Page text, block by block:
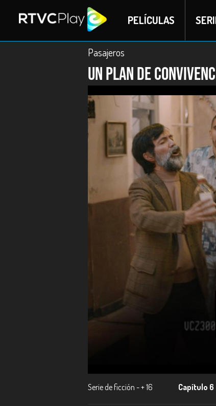
PELÍCULAS
Pasajeros
Un plan de
Serie de ficción - + 16 Capítulo 6